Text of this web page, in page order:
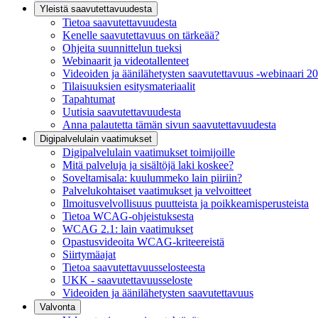
Yleistä saavutettavuudesta
Tietoa saavutettavuudesta
Kenelle saavutettavuus on tärkeää?
Ohjeita suunnittelun tueksi
Webinaarit ja videotallenteet
Videoiden ja äänilähetysten saavutettavuus -webinaari
Tilaisuuksien esitysmateriaalit
Tapahtumat
Uutisia saavutettavuudesta
Anna palautetta tämän sivun saavutettavuudesta
Digipalvelulain vaatimukset
Digipalvelulain vaatimukset toimijoille
Mitä palveluja ja sisältöjä laki koskee?
Soveltamisala: kuulummeko lain piiriin?
Palvelukohtaiset vaatimukset ja velvoitteet
Ilmoitusvelvollisuus puutteista ja poikkeamisperusteista
Tietoa WCAG-ohjeistuksesta
WCAG 2.1: lain vaatimukset
Opastusvideoita WCAG-kriteereistä
Siirtymäajat
Tietoa saavutettavuusselosteesta
UKK - saavutettavuusseloste
Videoiden ja äänilähetysten saavutettavuus
Valvonta